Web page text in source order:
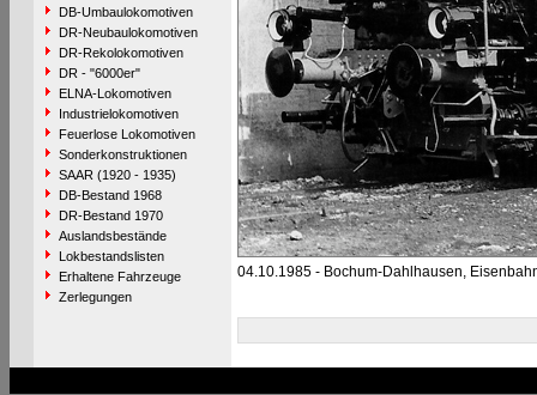
DB-Umbaulokomotiven
DR-Neubaulokomotiven
DR-Rekolokomotiven
DR - "6000er"
ELNA-Lokomotiven
Industrielokomotiven
Feuerlose Lokomotiven
Sonderkonstruktionen
SAAR (1920 - 1935)
DB-Bestand 1968
DR-Bestand 1970
Auslandsbestände
Lokbestandslisten
Erhaltene Fahrzeuge
Zerlegungen
04.10.1985 - Bochum-Dahlhausen,